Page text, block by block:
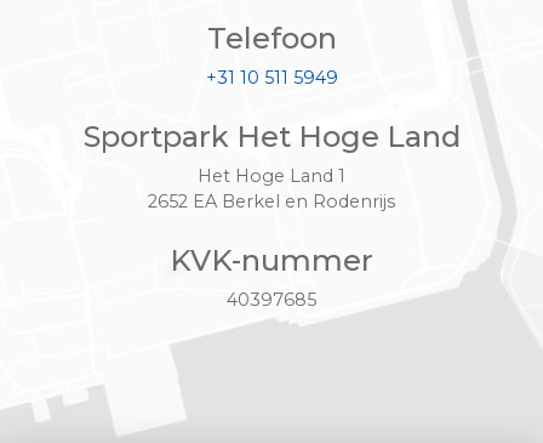
Telefoon
+31 10 511 5949
Sportpark Het Hoge Land
Het Hoge Land 1
2652 EA Berkel en Rodenrijs
KVK-nummer
40397685